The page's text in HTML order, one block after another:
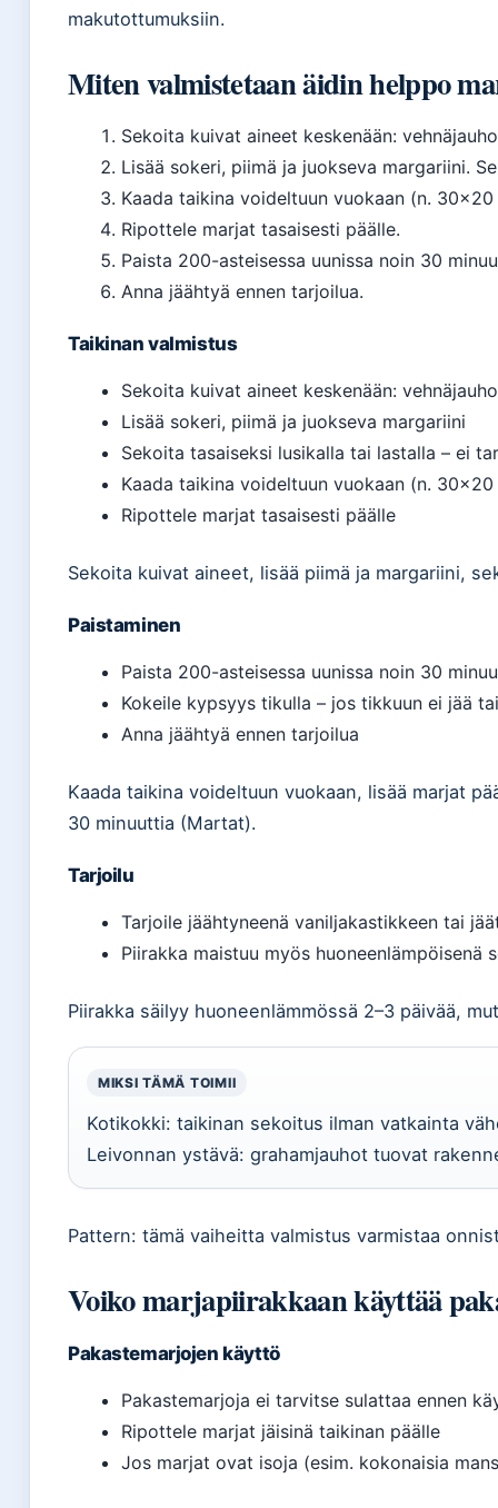
makutottumuksiin.
Miten valmistetaan äidin helppo
Sekoita kuivat aineet keskenään:
Lisää sokeri, piimä ja juokseva margariini.
Kaada taikina voideltuun vuokaan (n. 30×20
Ripottele marjat tasaisesti päälle.
Paista 200-asteisessa uunissa noin 30
Anna jäähtyä ennen tarjoilua.
Taikinan valmistus
Sekoita kuivat aineet keskenään:
Lisää sokeri, piimä ja juokseva margariini
Sekoita tasaiseksi lusikalla tai lastalla – ei
Kaada taikina voideltuun vuokaan (n.
Ripottele marjat tasaisesti päälle
Sekoita kuivat aineet, lisää piimä ja margariini,
Paistaminen
Paista 200-asteisessa uunissa noin 30
Kokeile kypsyys tikulla – jos tikkuun ei jää
Anna jäähtyä ennen tarjoilua
Kaada taikina voideltuun vuokaan, lisää marjat
30 minuuttia (Martat).
Tarjoilu
Tarjoile jäähtyneenä vaniljakastikkeen tai
Piirakka maistuu myös huoneenlämpöisenä
Piirakka säilyy huoneenlämmössä 2–3 päivää,
MIKSI TÄMÄ TOIMII
Kotikokki: taikinan sekoitus ilman vatkainta
Leivonnan ystävä: grahamjauhot tuovat
Pattern: tämä vaiheitta valmistus varmistaa
Voiko marjapiirakkaan käyttää
Pakastemarjojen käyttö
Pakastemarjoja ei tarvitse sulattaa ennen
Ripottele marjat jäisinä taikinan päälle
Jos marjat ovat isoja (esim. kokonaisia